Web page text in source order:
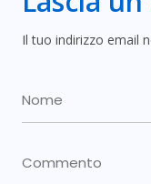
Il tuo indirizzo email